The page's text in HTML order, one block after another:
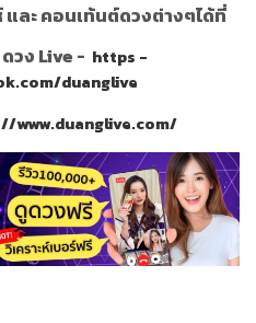
ละ คอนเท้นต์ดวงต่างๆได้ที่
วง Live - https -
duanglive
www.duanglive.com/